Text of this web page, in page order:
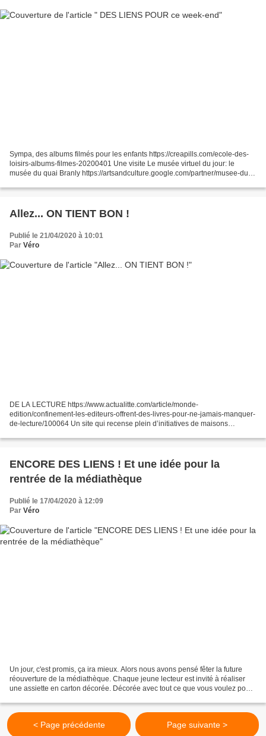
Sympa, des albums filmés pour les enfants https://creapills.com/ecole-des-
loisirs-albums-filmes-20200401 Une visite Le musée virtuel du jour: le
musée du quai Branly https://artsandculture.google.com/partner/musee-du-
Allez... ON TIENT BON !
Publié le 21/04/2020 à 10:01
Par Véro
DE LA LECTURE https://www.actualitte.com/article/monde-
edition/confinement-les-editeurs-offrent-des-livres-pour-ne-jamais-manquer-
de-lecture/100064 Un site qui recense plein d’initiatives de maisons
ENCORE DES LIENS ! Et une idée pour la
rentrée de la médiathèque
Publié le 17/04/2020 à 12:09
Par Véro
Un jour, c'est promis, ça ira mieux. Alors nous avons pensé fêter la future
réouverture de la médiathèque. Chaque jeune lecteur est invité à réaliser
une assiette en carton décorée. Décorée avec tout ce que vous voulez pour
< Page précédente Page suivante >